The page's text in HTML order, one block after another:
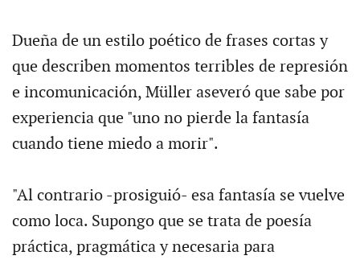
Dueña de un estilo poético de frases cortas y
que describen momentos terribles de represión
e incomunicación, Müller aseveró que sabe por
experiencia que "uno no pierde la fantasía
cuando tiene miedo a morir".
"Al contrario -prosiguió- esa fantasía se vuelve
como loca. Supongo que se trata de poesía
práctica, pragmática y necesaria para